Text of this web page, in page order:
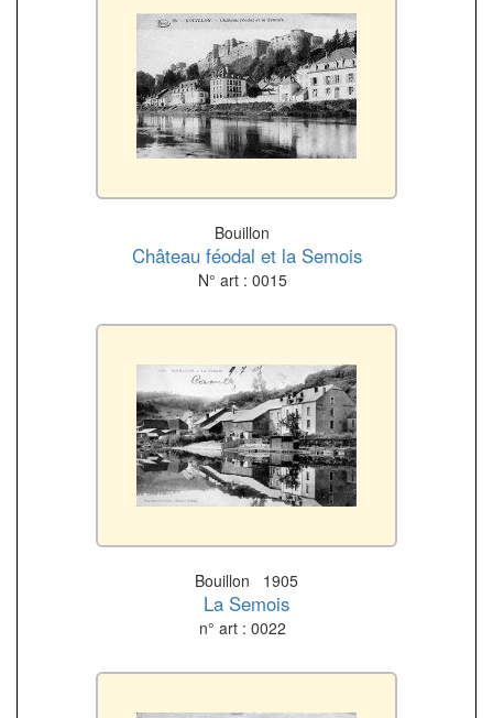
Bouillon
Château féodal et la Semois
N° art : 0015
Bouillon 1905
La Semois
n° art : 0022